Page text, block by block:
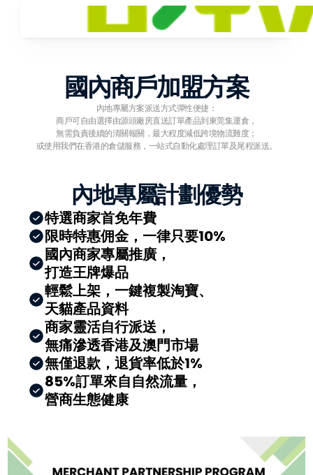
國內商戶加盟方案
內地專屬方案派送方式彈性便捷：
商戶可自由選擇由源頭廠房直送訂單產品到東莞集運倉，
無需負責後續的清關報關，最大程度減低跨境物流難度；
或使用我們在香港的倉儲服務，一站式自動化處理訂單及尾程派送。
內地專屬計劃優勢
特選商家首免年費
限時特惠佣金，一律只要10%
國內商家專屬推廣，
打造王牌爆品
輕鬆上架，一鍵複製淘寶、
天貓產品資料
商家靈活自行派送，
無痛滲透香港及澳門市場
無僅退款，退貨率低於1%
85%訂單來自自然流量，
營商生態健康